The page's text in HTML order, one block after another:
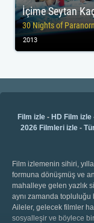
İçime Seytan
2013
Film izle- HD Film izle
2026 Filmleri izle -
Film izlemenin sihiri,
formuna dönüşmüş ve
mahalleye gelen yazlık
aynı zamanda
Aileler, gelecek filmler
sosyalleşir ve böylece bir